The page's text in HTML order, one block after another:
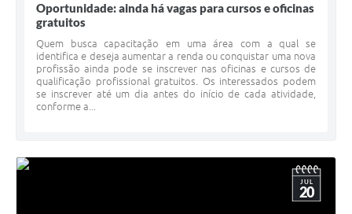
Oportunidade: ainda há vagas para cursos e oficinas
gratuitos
Quem busca capacitação em uma área com a qual se
identifica e deseja aumentar a renda ou conquistar uma nova
profissão ainda pode se inscrever nas oficinas e cursos de
qualificação profissional gratuitos. Os interessados podem
se inscrever até um dia antes do início de cada atividade,
conforme a...
JUL
20